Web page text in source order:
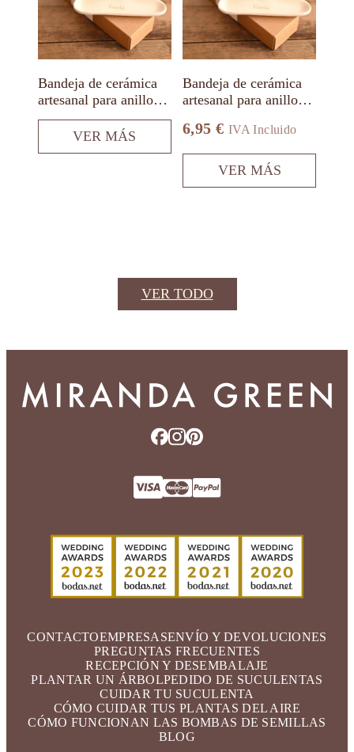
Bandeja de cerámica
artesanal para anillos
con nombre
VER MÁS
Bandeja de cerámica
artesanal para anillos
6,95€ IVA Incluido
VER MÁS
opciones
se
pueden
elegir
la
página
producto
VER TODO
CONTACTOEMPRESASENVÍO Y DEVOLUCIONES
PREGUNTAS FRECUENTES
RECEPCIÓN Y DESEMBALAJE
PLANTAR UN ÁRBOLPEDIDO DE SUCULENTAS
CUIDAR TU SUCULENTA
CÓMO CUIDAR TUS PLANTAS DEL AIRE
CÓMO FUNCIONAN LAS BOMBAS DE SEMILLAS
BLOG